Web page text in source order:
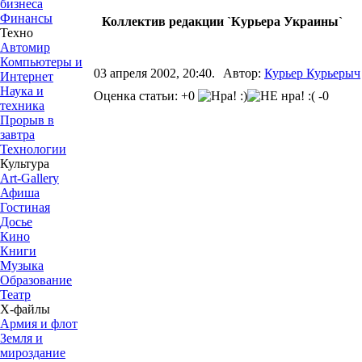
бизнеса
Финансы
Техно
Автомир
Компьютеры и
Интернет
Наука и
техника
Прорыв в
завтра
Технологии
Культура
Art-Gallery
Афиша
Гостиная
Досье
Кино
Книги
Музыка
Образование
Театр
Х-файлы
Армия и флот
Земля и
мироздание
Коллектив редакции `Курьера Украины`
03 апреля 2002, 20:40. Автор: Курьер Курьерыч
Оценка статьи: +0
-0